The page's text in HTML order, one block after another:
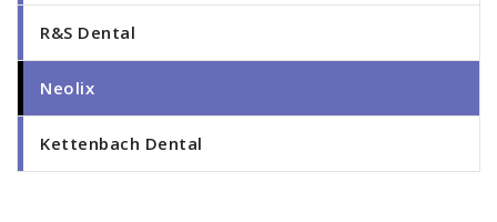
R&S Dental
Neolix
Kettenbach Dental